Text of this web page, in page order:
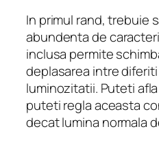
In primul rand, trebuie
abundenta de
inclusa permite
deplasarea intre
luminozitatii. Puteti
puteti regla aceasta
decat lumina normala